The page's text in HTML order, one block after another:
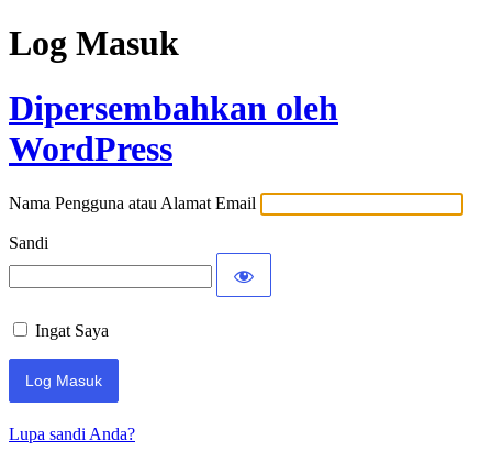
Log Masuk
Dipersembahkan oleh
WordPress
Nama Pengguna atau Alamat Email
Sandi
Ingat Saya
Lupa sandi Anda?